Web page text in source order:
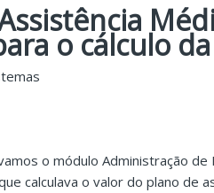
o cálculo
o módulo Administração
calculava o valor do plano de